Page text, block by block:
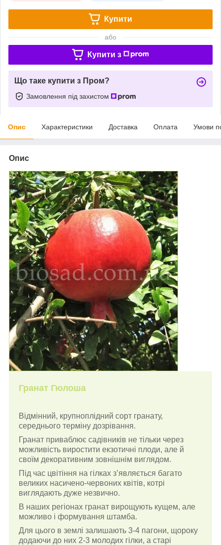
Купити
або
Купити з
Що таке купити з Пром?
Замовлення під захистом
Опис Характеристики Доставка Оплата Умови
Опис
Гранат Гюлоша
Відмінний, крупноплідний сорт гранату,
середнього терміну дозрівання.
Гранат приваблює садівників не тільки через
можливість виростити екзотичні плоди, але й
своїм декоративним зовнішнім виглядом.
Під час цвітіння на гілках з’являється багато
великих насичено-червоних квітів, котрі
виглядають дуже незвично.
В наших регіонах гранат вирощують кущем, але
можливо і формування штамба.
Для цього в землі залишають 3-4 пагони, щороку
додаючи до них 2-3 молодих гілки, а старі